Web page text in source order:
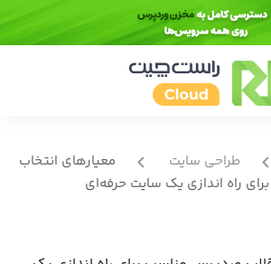
طراحی سایت
معیارهای انتخاب
راه‌ اندازی یک سایت حرفه‌ای